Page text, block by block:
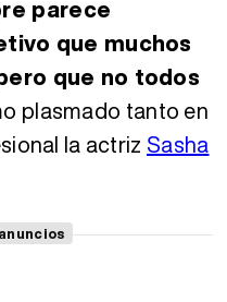
parece
que muchos
que no todos
plasmado tanto en
la actriz Sasha